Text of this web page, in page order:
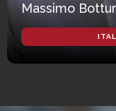
Massimo